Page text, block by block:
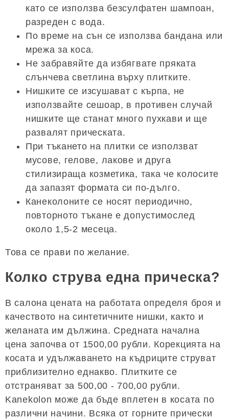
като се използва безсулфатен шампоан,
разреден с вода.
По време на сън се използва бандана или
мрежа за коса.
Не забравяйте да избягвате пряката
слънчева светлина върху плитките.
Нишките се изсушават с кърпа, не
използвайте сешоар, в противен случай
нишките ще станат много пухкави и ще
развалят прическата.
При тъкането на плитки се използват
мусове, гелове, лакове и друга
стилизираща козметика, така че колосите
да запазят формата си по-дълго.
Канеколоните се носят периодично,
повторното тъкане е допустимослед
около 1,5-2 месеца.
Това се прави по желание.
Колко струва една прическа?
В салона цената на работата определя броя и
качеството на синтетичните нишки, както и
желаната им дължина. Средната начална
цена започва от 1500,00 рубли. Корекцията на
косата и удължаването на къдриците струват
приблизително еднакво. Плитките се
отстраняват за 500,00 - 700,00 рубли.
Kanekolon може да бъде вплетен в косата по
различни начини. Всяка от горните прически